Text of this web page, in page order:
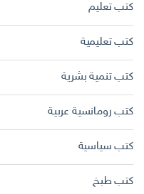
كتب تعليم
كتب تعليمية
كتب تنمية بشرية
كتب رومانسية عربية
كتب سياسية
كتب طبخ